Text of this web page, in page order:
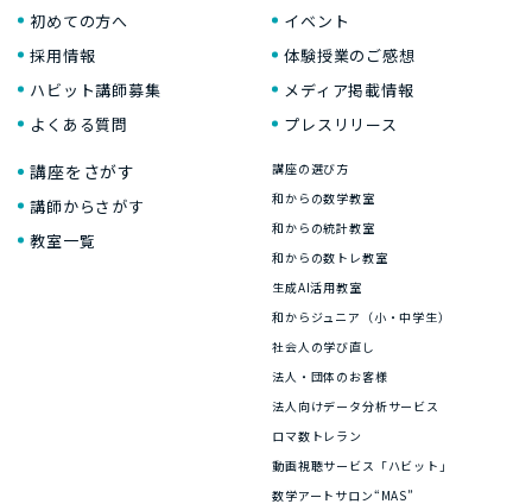
初めての方へ
採用情報
ハビット講師募集
よくある質問
イベント
体験授業のご感想
メディア掲載情報
プレスリリース
講座をさがす
講師からさがす
教室一覧
講座の選び方
和からの数学教室
和からの統計教室
和からの数トレ教室
生成AI活用教室
和からジュニア（小・中学生）
社会人の学び直し
法人・団体のお客様
法人向けデータ分析サービス
ロマ数トレラン
動画視聴サービス「ハビット」
数学アートサロン“MAS”